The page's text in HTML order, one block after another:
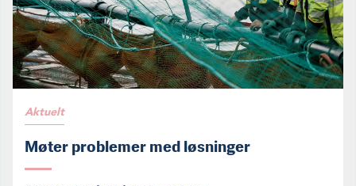
Aktuelt
Møter problemer med løsninger